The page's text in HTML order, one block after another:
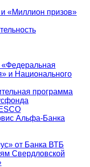
«Миллион призов»
и Национального
программа
Альфа-Банка
от Банка ВТБ
Свердловской